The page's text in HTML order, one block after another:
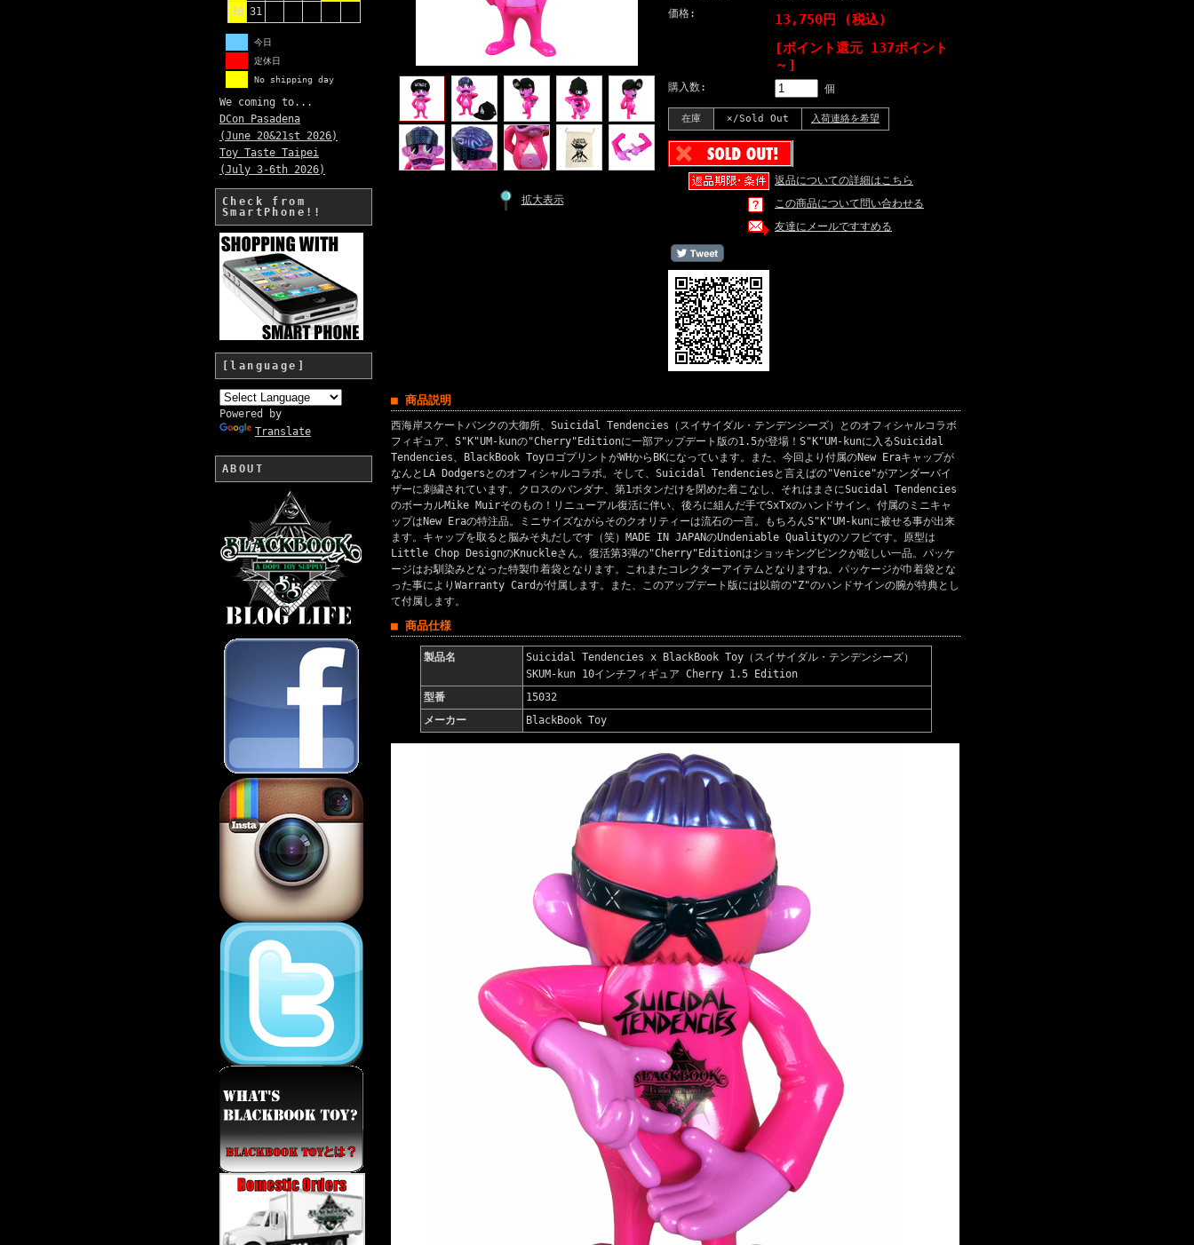
30 31
今日
定休日
No shipping day
We coming to...
DCon Pasadena
(June 20&21st 2026)
Toy Taste Taipei
(July 3-6th 2026)
Check from
SmartPhone!!
[language]
Powered by
Translate
ABOUT
拡大表示
価格:
13,750円 (税込)
[ポイント還元 137ポイント
～]
購入数: 個
在庫 ×/Sold Out 入荷連絡を希望
返品についての詳細はこちら
この商品について問い合わせる
友達にメールですすめる
■ 商品説明
西海岸スケートパンクの大御所、Suicidal Tendencies（スイサイダル・テンデンシーズ）とのオフィシャルコラボ
フィギュア、S"K"UM-kunの"Cherry"Editionに一部アップデート版の1.5が登場！S"K"UM-kunに入るSuicidal
Tendencies、BlackBook ToyロゴプリントがWHからBKになっています。また、今回より付属のNew Eraキャップが
なんとLA Dodgersとのオフィシャルコラボ。そして、Suicidal Tendenciesと言えばの"Venice"がアンダーバイ
ザーに刺繍されています。クロスのバンダナ、第1ボタンだけを閉めた着こなし、それはまさにSucidal Tendencies
のボーカルMike Muirそのもの！リニューアル復活に伴い、後ろに組んだ手でSxTxのハンドサイン。付属のミニキャ
ップはNew Eraの特注品。ミニサイズながらそのクオリティーは流石の一言。もちろんS"K"UM-kunに被せる事が出来
ます。キャップを取ると脳みそ丸だしです（笑）MADE IN JAPANのUndeniable Qualityのソフビです。原型は
Little Chop DesignのKnuckleさん。復活第3弾の"Cherry"Editionはショッキングピンクが眩しい一品。パッケ
ージはお馴染みとなった特製巾着袋となります。これまたコレクターアイテムとなりますね。パッケージが巾着袋とな
った事によりWarranty Cardが付属します。また、このアップデート版には以前の"Z"のハンドサインの腕が特典とし
て付属します。
■ 商品仕様
製品名
Suicidal Tendencies x BlackBook Toy（スイサイダル・テンデンシーズ）
SKUM-kun 10インチフィギュア Cherry 1.5 Edition
型番
15032
メーカー
BlackBook Toy